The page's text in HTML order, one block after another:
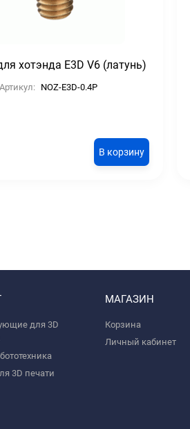
хотэнда E3D V6 (латунь)
Артикул: NOZ-E3D-0.4P
В корзину
для 3D
3D печати
МАГАЗИН
Корзина
Личный кабинет